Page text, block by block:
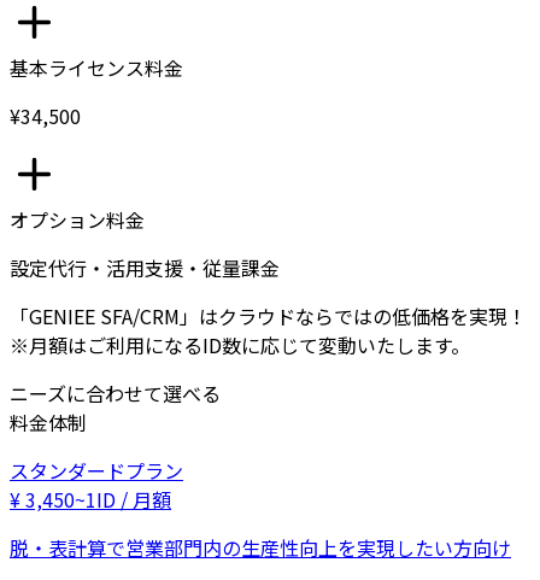
基本ライセンス料金
¥34,500
オプション料金
設定代行・活用支援・従量課金
「GENIEE SFA/CRM」はクラウドならではの低価格を実現！
※月額はご利用になるID数に応じて変動いたします。
ニーズに合わせて選べる
料金体制
スタンダードプラン
¥3,450~1ID / 月額
脱・表計算で営業部門内の生産性向上を実現したい方向け